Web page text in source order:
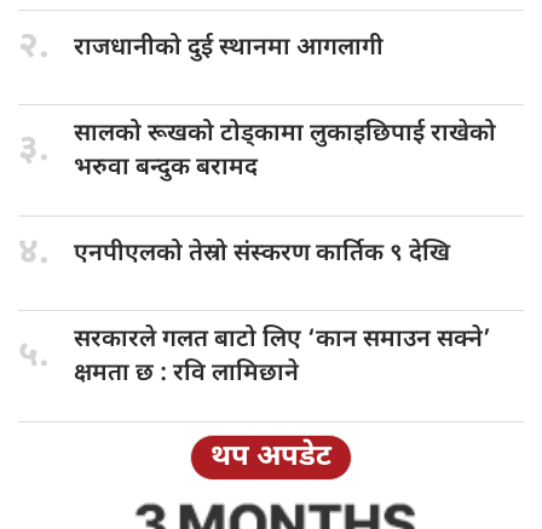
२. राजधानीको दुईस्थानमा आगलागी
३. सालको रूखकोटोड्कामा लुकाइछिपाई राखेको
भरुवा बन्दुक बरामद
४. एनपीएलको तेस्रोसंस्करण कार्तिक ९ देखि
५. सरकारले गलतबाटो लिए ‘कान समाउन सक्ने’
क्षमता छ : रवि लामिछाने
थप अपडेट